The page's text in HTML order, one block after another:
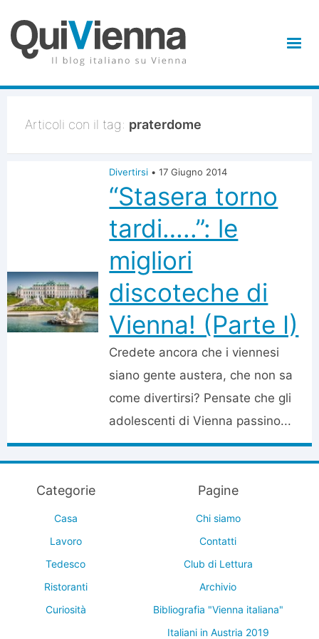
Articoli con il tag: praterdome
Divertirsi • 17 Giugno 2014
“Stasera torno
tardi…..”: le
migliori
discoteche di
Vienna! (Parte I)
Credete ancora che i viennesi
siano gente austera, che non sa
come divertirsi? Pensate che gli
adolescenti di Vienna passino...
Categorie
Casa
Lavoro
Tedesco
Ristoranti
Curiosità
Pagine
Chi siamo
Contatti
Club di Lettura
Archivio
Bibliografia "Vienna italiana"
Italiani in Austria 2019